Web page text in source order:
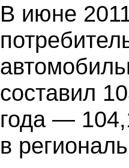
В июне
составил
года —
в